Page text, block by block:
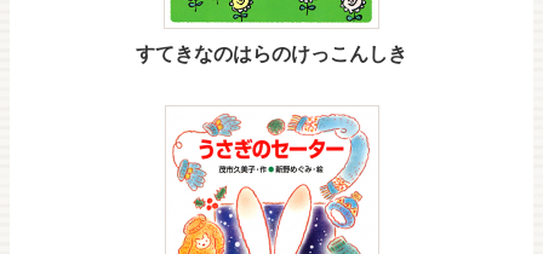
すてきなのはらのけっこんしき